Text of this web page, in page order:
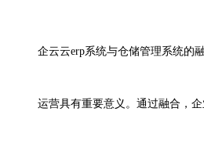
企云云erp系统与仓储管理系统的
运营具有重要意义。通过融合，